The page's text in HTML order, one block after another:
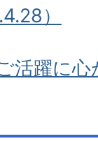
）
活躍に